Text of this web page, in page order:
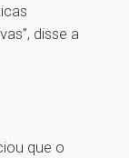
disse a
que o